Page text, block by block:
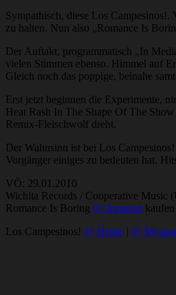
Sympathisch, diese Los
zu halten. Nun also „Romance Is
Der Auftakt, programmatisch „In
vielen Stimmen ebenso. Himmel auf
Gleich noch das poppige, beinahe
Erst jetzt beginnen die Experimente,
Heat Rash In The Shape Of The
Remix-Fleischwolf dreht.
Der Wahnsinn ist bei Los
Vorgänger einiges zu bedeuten hat.
VÖ: 29.01.2010
Wichita Records / Cooperative Music
Romance Is Boring @ Amazon kaufen
Los Campesinos! @ Home | @